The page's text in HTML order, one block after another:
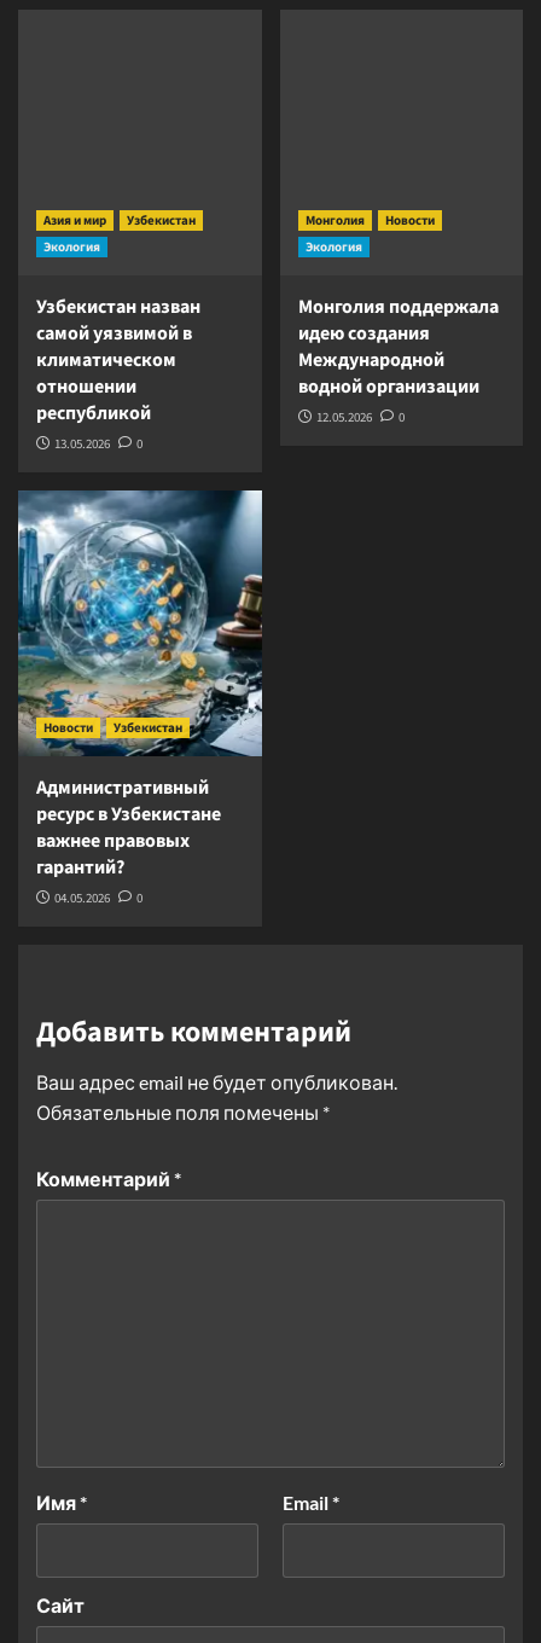
Азия и мир
Узбекистан
Экология
Узбекистан назван
самой уязвимой в
климатическом
отношении
республикой
13.05.2026 0
Монголия
Новости
Экология
Монголия поддержала
идею создания
Международной
водной организации
12.05.2026 0
Новости Узбекистан
Административный
ресурс в Узбекистане
важнее правовых
гарантий?
04.05.2026 0
Добавить комментарий
Ваш адрес email не будет опубликован.
Обязательные поля помечены *
Комментарий *
Имя* Email*
Сайт